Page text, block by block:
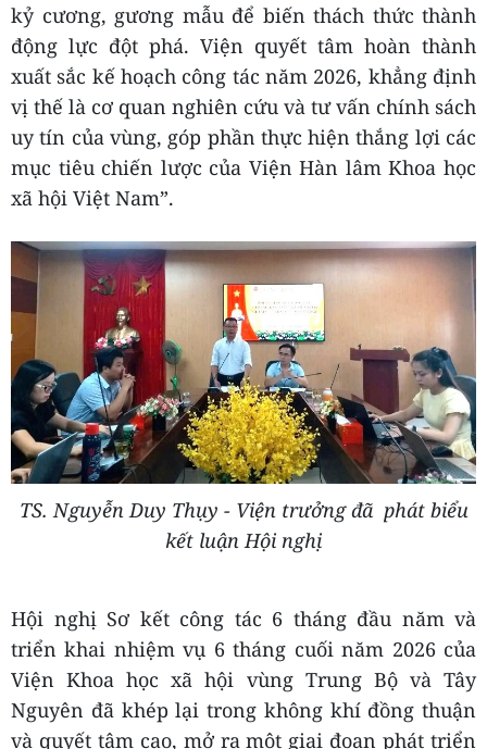
kỷ cương, gương mẫu để biến thách thức thành
động lực đột phá. Viện quyết tâm hoàn thành
xuất sắc kế hoạch công tác năm 2026, khẳng định
vị thế là cơ quan nghiên cứu và tư vấn chính sách
uy tín của vùng, góp phần thực hiện thắng lợi các
mục tiêu chiến lược của Viện Hàn lâm Khoa học
xã hội Việt Nam”.
TS. Nguyễn Duy Thụy - Viện trưởng đã phát biểu
kết luận Hội nghị
Hội nghị Sơ kết công tác 6 tháng đầu năm và
triển khai nhiệm vụ 6 tháng cuối năm 2026 của
Viện Khoa học xã hội vùng Trung Bộ và Tây
Nguyên đã khép lại trong không khí đồng thuận
và quyết tâm cao, mở ra một giai đoạn phát triển